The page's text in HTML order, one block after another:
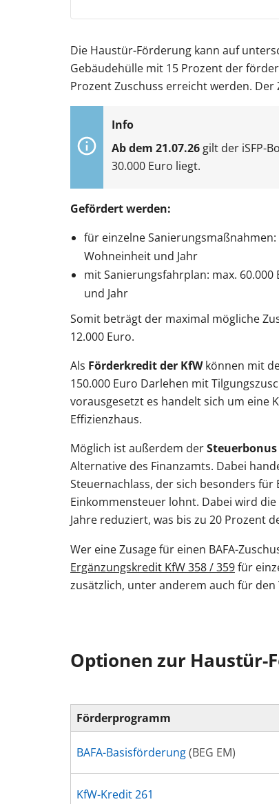
Die Haustür-Förderung kann auf
Gebäudehülle mit 15 Prozent der
Prozent Zuschuss erreicht werden. Der
Ab dem 21.07.26 gilt der iSFP-
30.000 Euro liegt.
Gefördert werden:
für einzelne
Wohneinheit und Jahr
mit Sanierungsfahrplan: max.
und Jahr
Somit beträgt der maximal mögliche
12.000 Euro.
Als Förderkredit der KfWkönnen mit
150.000 Euro Darlehen mit
vorausgesetzt es handelt sich um eine
Effizienzhaus.
Möglich ist außerdem der
Alternative des Finanzamts. Dabei
Steuernachlass, der sich besonders
Einkommensteuer lohnt. Dabei wird
Jahre reduziert, was bis zu 20 Prozent
Wer eine Zusage für einen BAFA-
Ergänzungskredit KfW 358 / 359für
zusätzlich, unter anderem auch für den
Optionen zur Haustür-
Förderprogramm
BAFA-Basisförderung(BEG EM)
KfW-Kredit 261